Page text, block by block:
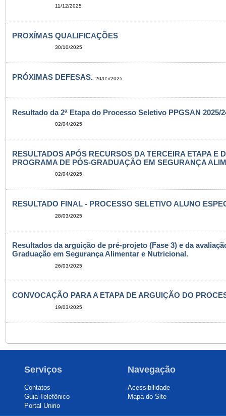
11/12/2025
PROXÍMAS QUALIFICAÇÕES
30/10/2025
PRÓXIMAS DEFESAS. 20/05/2025
Resultado da 2ª Etapa do Processo Seletivo PPGSAN 2025/
02/04/2025
RESULTADOS APÓS RECURSOS DA TERCEIRA ETAPA E
PROGRAMA DE PÓS-GRADUAÇÃO EM SEGURANÇA
02/04/2025
RESULTADO FINAL - PROCESSO SELETIVO ALUNO
28/03/2025
Resultados da arguição de pré-projeto (Fase 3) e da
Graduação em Segurança Alimentar e Nutricional.
26/03/2025
CONVOCAÇÃO PARA A ETAPA DE ARGUIÇÃO DO
19/03/2025
Serviços
Contatos
Guia Telefônico
Portal Unirio
Navegação
Acessibilidade
Mapa do Site